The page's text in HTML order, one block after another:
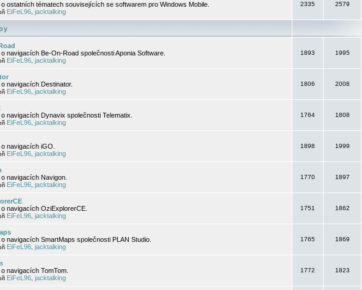
ostatních tématech souvisejících se softwarem pro Windows Mobile.
EiFeL96 jacktalking
2335 2579
navigacích Be-On-Road společnosti Aponia Software.
EiFeL96 jacktalking
1893 1995
navigacích Destinator.
EiFeL96 jacktalking
1806 2008
navigacích Dynavix společnosti Telematix.
EiFeL96 jacktalking
1764 1808
navigacích iGO.
EiFeL96 jacktalking
1898 1999
navigacích Navigon.
EiFeL96 jacktalking
1770 1897
navigacích OziExplorerCE.
EiFeL96 jacktalking
1751 1862
navigacích SmartMaps společnosti PLAN Studio.
EiFeL96 jacktalking
1765 1869
navigacích TomTom.
EiFeL96 jacktalking
1772 1823